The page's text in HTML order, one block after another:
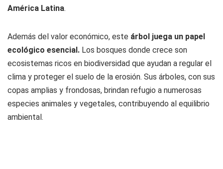
América Latina.
Además del valor económico, este árbol juega un papel
ecológico esencial. Los bosques donde crece son
ecosistemas ricos en biodiversidad que ayudan a regular el
clima y proteger el suelo de la erosión. Sus árboles, con sus
copas amplias y frondosas, brindan refugio a numerosas
especies animales y vegetales, contribuyendo al equilibrio
ambiental.